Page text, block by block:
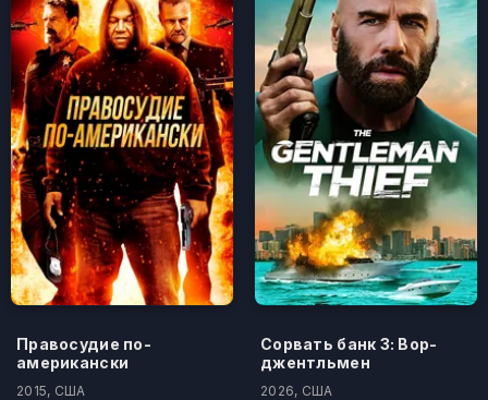
Правосудие по-
американски
2015, США
Сорвать банк 3: Вор-
джентльмен
2026, США